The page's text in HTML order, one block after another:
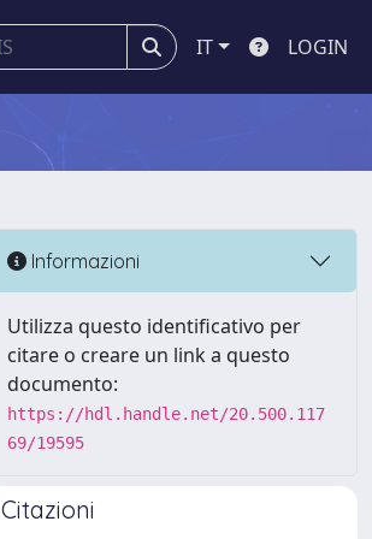
IT LOGIN
Informazioni
Utilizza questo identificativo per
citare o creare un link a questo
documento:
https://hdl.handle.net/20.500.117
69/19595
Citazioni